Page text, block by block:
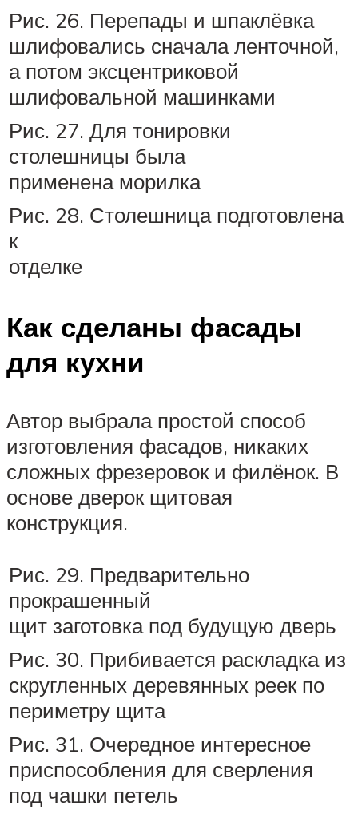
Рис. 26. Перепады и шпаклёвка
шлифовались сначала ленточной,
а потом эксцентриковой
шлифовальной машинками
Рис. 27. Для тонировки
столешницы была
применена морилка
Рис. 28. Столешница подготовлена
к
отделке
Как сделаны фасады
для кухни
Автор выбрала простой способ
изготовления фасадов, никаких
сложных фрезеровок и филёнок. В
основе дверок щитовая
конструкция.
Рис. 29. Предварительно
прокрашенный
щит заготовка под будущую дверь
Рис. 30. Прибивается раскладка из
скругленных деревянных реек по
периметру щита
Рис. 31. Очередное интересное
приспособления для сверления
под чашки петель